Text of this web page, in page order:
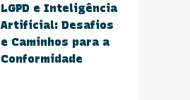
​LGPD e Inteligência
Artificial: Desafios
e Caminhos para a
Conformidade​